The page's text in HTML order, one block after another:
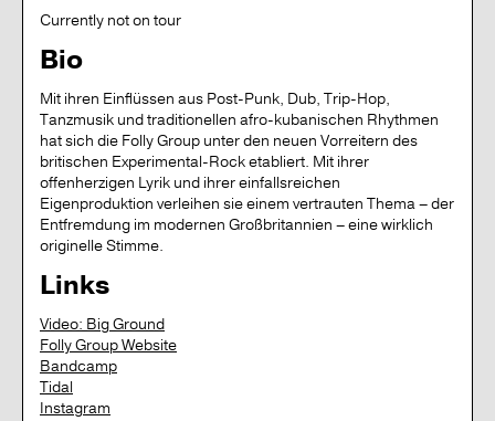
Currently not on tour
Bio
Mit ihren Einflüssen aus Post-Punk, Dub, Trip-Hop,
Tanzmusik und traditionellen afro-kubanischen Rhythmen
hat sich die Folly Group unter den neuen Vorreitern des
britischen Experimental-Rock etabliert. Mit ihrer
offenherzigen Lyrik und ihrer einfallsreichen
Eigenproduktion verleihen sie einem vertrauten Thema – der
Entfremdung im modernen Großbritannien – eine wirklich
originelle Stimme.
Links
Video: Big Ground
Folly Group Website
Bandcamp
Tidal
Instagram